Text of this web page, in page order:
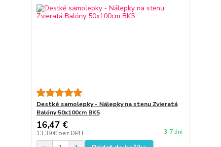
Destké samolepky - Nálepky na stenu Zvieratá
Balóny 50x100cm BK5
16,47 €
13,39 € bez DPH 3-7 dni